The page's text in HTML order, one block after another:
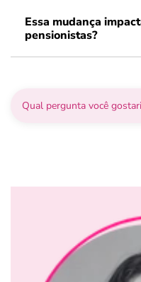
Essa mudança
pensionistas?